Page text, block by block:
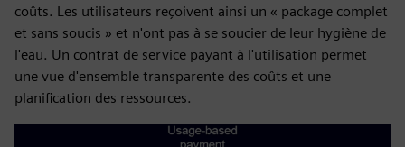
coûts. Les utilisateurs reçoivent ainsi un « package complet
et sans soucis » et n'ont pas à se soucier de leur hygiène de
l'eau. Un contrat de service payant à l'utilisation permet
une vue d'ensemble transparente des coûts et une
planification des ressources.